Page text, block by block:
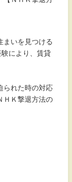
まいを見つける
により、賃貸
られた時の対応
ＨＫ撃退方法の